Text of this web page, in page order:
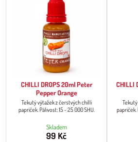
CHILLI DROPS 20ml Peter
Pepper Orange
Tekutý výtažek z čerstvých chilli
papriček. Pálivost: 15 - 25 000 SHU.
Skladem
99 Kč
CHILLI
papriček.